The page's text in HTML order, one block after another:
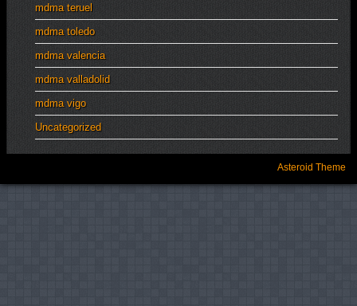
mdma teruel
mdma toledo
mdma valencia
mdma valladolid
mdma vigo
Uncategorized
Asteroid Theme